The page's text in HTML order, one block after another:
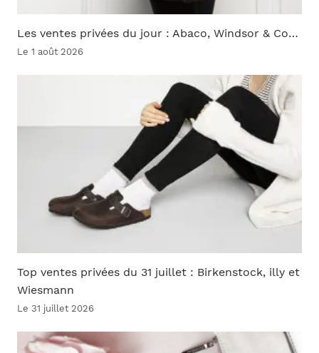
Les ventes privées du jour : Abaco, Windsor & Co…
Le 1 août 2026
Top ventes privées du 31 juillet : Birkenstock, illy et
Wiesmann
Le 31 juillet 2026